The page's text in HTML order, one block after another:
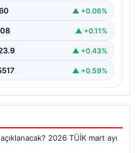
ikramiyesi
▲ +0.06%
▲ +0.11%
▲ +0.43%
▲ +0.59%
2026 TÜİK mart ayı